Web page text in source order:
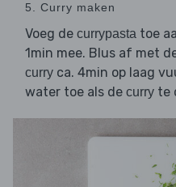
5. Curry maken
Voeg de currypasta toe
1min mee. Blus af met
curry ca. 4min op laag
water toe als de curry te